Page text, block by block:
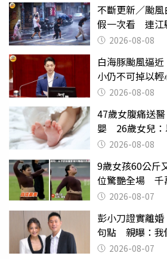
不斷更新／颱
假一次看 連江
2026-08-08
白海豚颱風逼
小仍不可掉以輕
2026-08-08
47歲女腹痛送
嬰 26歲女兒：
2026-08-08
9歲女孩60公斤
位驚艷全場 千
2026-08-07
彭小刀證實離
句點 親曝：我
2026-08-07